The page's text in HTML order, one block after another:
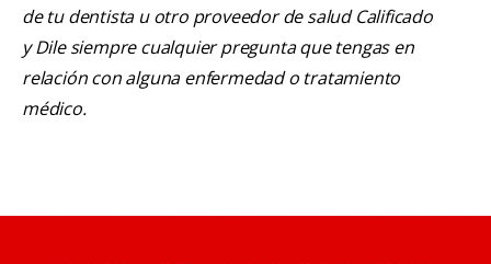
de tu dentista u otro proveedor de salud Calificado
y Dile siempre cualquier pregunta que tengas en
relación con alguna enfermedad o tratamiento
médico.